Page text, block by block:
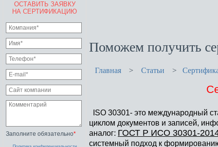
ОСТАВИТЬ ЗАЯВКУ
НА СЕРТИФИКАЦИЮ
Заполните обязательно*
Поможем получить
Главная > Статьи >
ISO 30301- это международный
циклом документов и записей,
аналог: ГОСТ Р ИСО 30301-
системный подход к